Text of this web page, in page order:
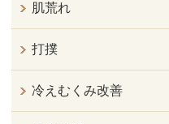
肌荒れ
打撲
冷えむくみ改善